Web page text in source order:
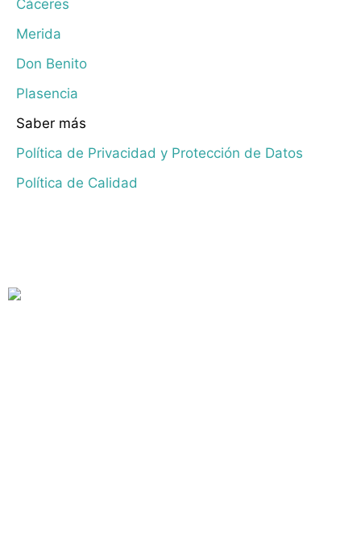
Cáceres
Merida
Don Benito
Plasencia
Saber más
Política de Privacidad y Protección de Datos
Política de Calidad